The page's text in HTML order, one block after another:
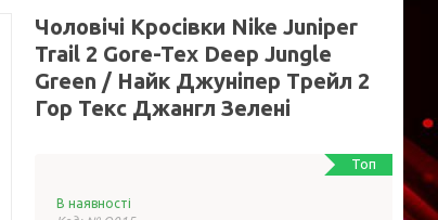
Чоловічі Кросівки Nike Juniper
Trail 2 Gore-Tex Deep Jungle
Green / Найк Джуніпер Трейл 2
Гор Текс Джангл Зелені
Топ
В наявності